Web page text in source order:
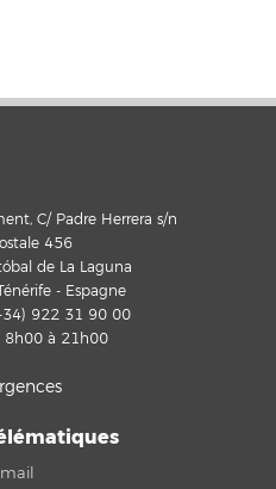
C/ Padre Herrera s/n
456
de La Laguna
- Espagne
922 31 90 00
8h00 à 21h00